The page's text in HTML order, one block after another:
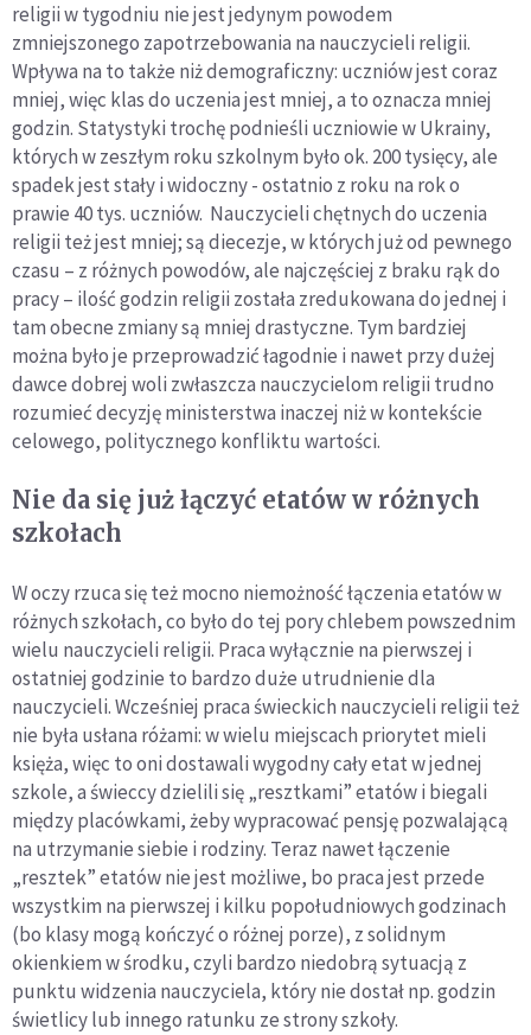
religii w tygodniu nie jest jedynym powodem
zmniejszonego zapotrzebowania na nauczycieli religii.
Wpływa na to także niż demograficzny: uczniów jest coraz
mniej, więc klas do uczenia jest mniej, a to oznacza mniej
godzin. Statystyki trochę podnieśli uczniowie w Ukrainy,
których w zeszłym roku szkolnym było ok. 200 tysięcy, ale
spadek jest stały i widoczny - ostatnio z roku na rok o
prawie 40 tys. uczniów. Nauczycieli chętnych do uczenia
religii też jest mniej; są diecezje, w których już od pewnego
czasu – z różnych powodów, ale najczęściej z braku rąk do
pracy – ilość godzin religii została zredukowana do jednej i
tam obecne zmiany są mniej drastyczne. Tym bardziej
można było je przeprowadzić łagodnie i nawet przy dużej
dawce dobrej woli zwłaszcza nauczycielom religii trudno
rozumieć decyzję ministerstwa inaczej niż w kontekście
celowego, politycznego konfliktu wartości.
Nie da się już łączyć etatów w różnych
szkołach
W oczy rzuca się też mocno niemożność łączenia etatów w
różnych szkołach, co było do tej pory chlebem powszednim
wielu nauczycieli religii. Praca wyłącznie na pierwszej i
ostatniej godzinie to bardzo duże utrudnienie dla
nauczycieli. Wcześniej praca świeckich nauczycieli religii też
nie była usłana różami: w wielu miejscach priorytet mieli
księża, więc to oni dostawali wygodny cały etat w jednej
szkole, a świeccy dzielili się „resztkami” etatów i biegali
między placówkami, żeby wypracować pensję pozwalającą
na utrzymanie siebie i rodziny. Teraz nawet łączenie
„resztek” etatów nie jest możliwe, bo praca jest przede
wszystkim na pierwszej i kilku popołudniowych godzinach
(bo klasy mogą kończyć o różnej porze), z solidnym
okienkiem w środku, czyli bardzo niedobrą sytuacją z
punktu widzenia nauczyciela, który nie dostał np. godzin
świetlicy lub innego ratunku ze strony szkoły.